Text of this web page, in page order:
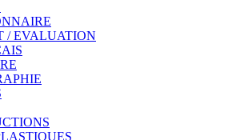
/ EVALUATION